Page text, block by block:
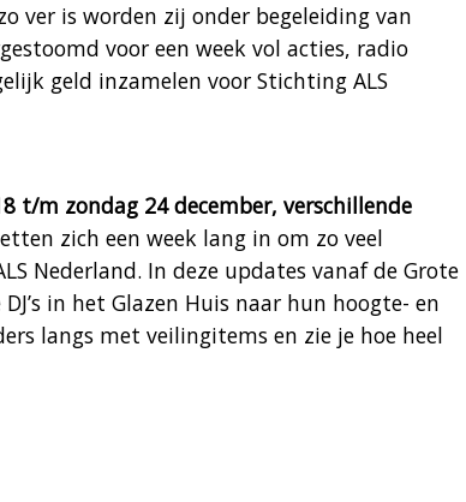
ver is worden zij onder begeleiding van
voor een week vol acties, radio
geld inzamelen voor Stichting ALS
t/m zondag 24 december, verschillende
zich een week lang in om zo veel
Nederland. In deze updates vanaf de Grote
in het Glazen Huis naar hun hoogte- en
langs met veilingitems en zie je hoe heel